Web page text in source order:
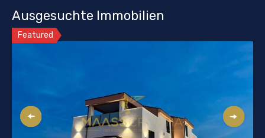
Ausgesuchte Immobilien
Featured